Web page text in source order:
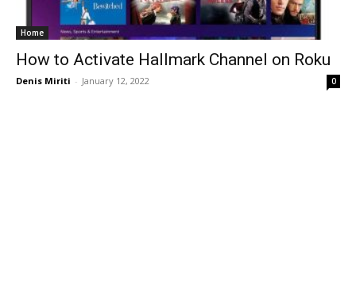
Home
How to Activate Hallmark Channel on Roku
Denis Miriti - January 12, 2022 0